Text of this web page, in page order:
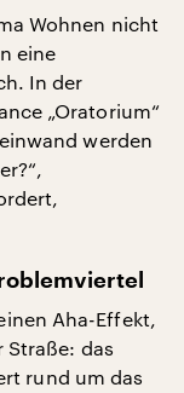
Wohnen nicht
eine
In der
„Oratorium“
werden
Aha-Effekt,
Straße: das
rund um das